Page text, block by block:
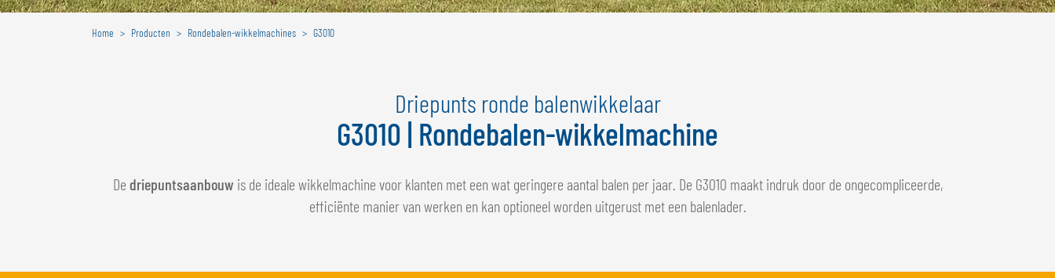
Home Producten Rondebalen-wikkelmachines G3010
Driepunts ronde balenwikkelaar
G3010 | Rondebalen-wikkelmachine
De driepuntsaanbouw is de ideale wikkelmachine voor klanten met een wat geringere aantal balen per jaar. De G3010 maakt indruk door de ongecompliceerde,
efficiënte manier van werken en kan optioneel worden uitgerust met een balenlader.